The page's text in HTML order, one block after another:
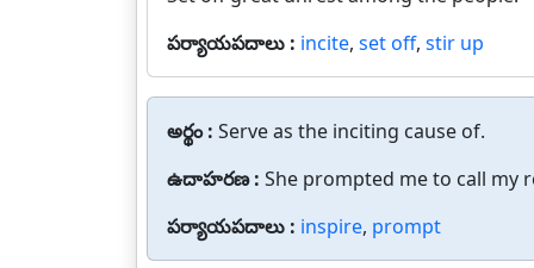
పర్యాయపదాలు : incite, set off, stir up
అర్థం : Serve as the inciting cause of.
ఉదాహరణ : She prompted me to call my
పర్యాయపదాలు : inspire, prompt